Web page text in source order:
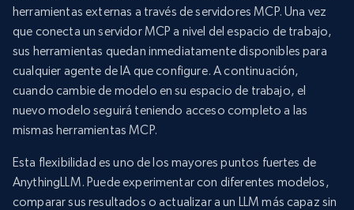
herramientas externas a través de servidores MCP. Una vez
que conecta un servidor MCP a nivel del espacio de trabajo,
sus herramientas quedan inmediatamente disponibles para
cualquier agente de IA que configure. A continuación,
cuando cambie de modelo en su espacio de trabajo, el
nuevo modelo seguirá teniendo acceso completo a las
mismas herramientas MCP.
Esta flexibilidad es uno de los mayores puntos fuertes de
AnythingLLM. Puede experimentar con diferentes modelos,
comparar sus resultados o actualizar a un LLM más capaz sin